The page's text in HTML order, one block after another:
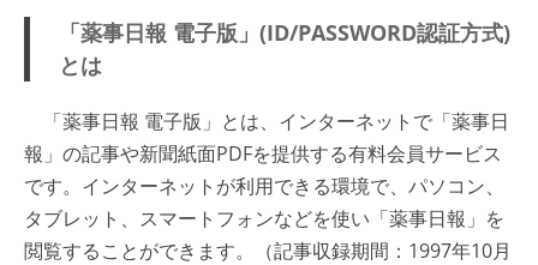
「薬事日報 電子版」(ID/PASSWORD認証方式)
とは
「薬事日報 電子版」とは、インターネットで「薬事日
報」の記事や新聞紙面PDFを提供する有料会員サービス
です。インターネットが利用できる環境で、パソコン、
タブレット、スマートフォンなどを使い「薬事日報」を
閲覧することができます。（記事収録期間：1997年10月